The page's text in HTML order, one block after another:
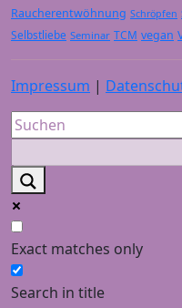
Raucherentwöhnung Schröpfen
Selbstliebe Seminar TCM vegan
Impressum |
Exact matches only
Search in title